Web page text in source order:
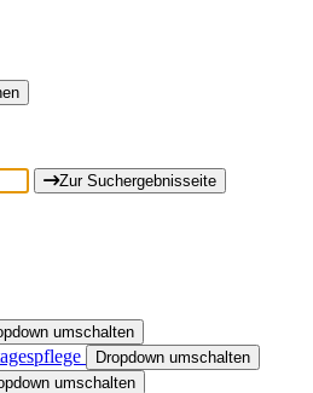
Zur Suchergebnisseite
umschalten
Dropdown umschalten
umschalten